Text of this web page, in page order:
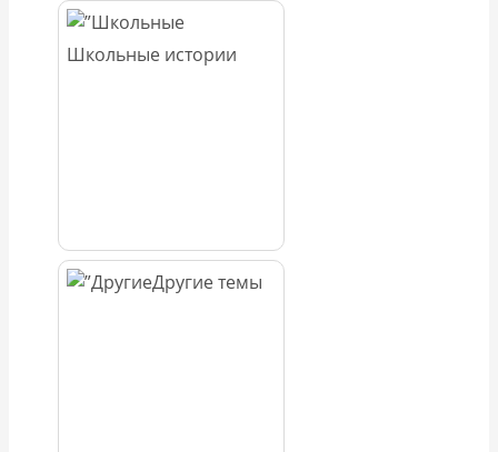
Школьные истории
Другие темы